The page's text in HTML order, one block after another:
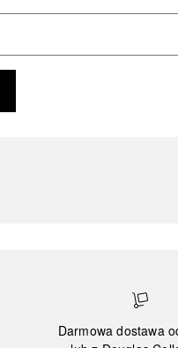
Darmowa dostawa